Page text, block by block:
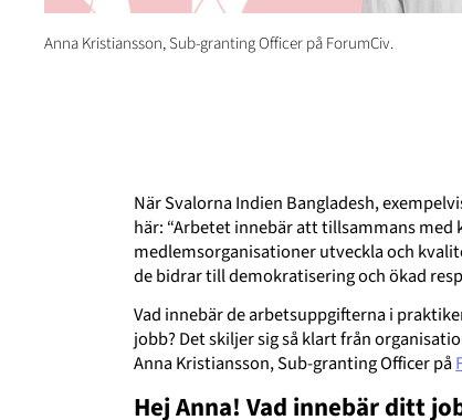
Anna Kristiansson, Sub-granting Officer på ForumCiv.
När Svalorna Indien Bangladesh,
här: “Arbetet innebär att tillsammans
medlemsorganisationer utveckla och
de bidrar till demokratisering och ökad
Vad innebär de arbetsuppgifterna i
jobb? Det skiljer sig så klart från
Anna Kristiansson, Sub-granting Officer på
Hej Anna! Vad innebär ditt